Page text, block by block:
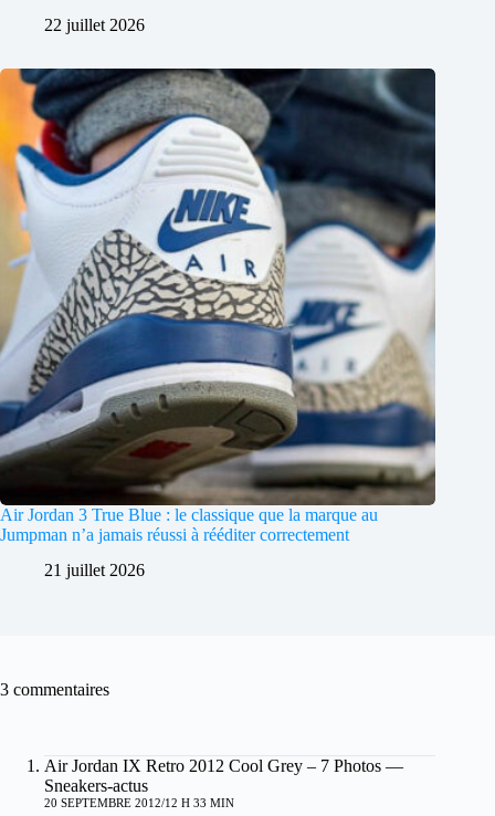
22 juillet 2026
Air Jordan 3 True Blue : le classique que la marque au
Jumpman n’a jamais réussi à rééditer correctement
21 juillet 2026
3 commentaires
Air Jordan IX Retro 2012 Cool Grey – 7 Photos —
Sneakers-actus
20 SEPTEMBRE 2012/12 H 33 MIN